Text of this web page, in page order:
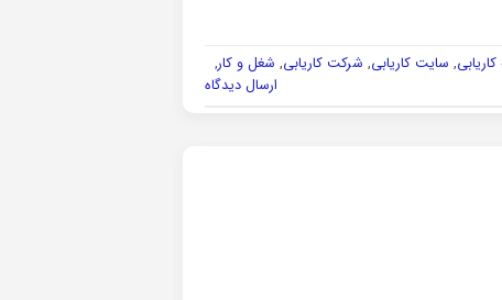
, سایت کاریابی, شرکت کاریابی, شغل و کار,
ارسال دیدگاه